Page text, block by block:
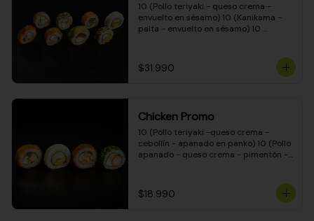
10 (Pollo teriyaki - queso crema -
envuelto en sésamo) 10 (Kanikama -
palta - envuelto en sésamo) 10
envuelto en queso crema) 10
(Camarón - queso crema - cebollín -
teriyaki - queso crema - cebollín -
envuelto en masa tempura) 10
(Pimentón - queso crema - cebollín -
envuelto en masa tempura)
$31.990
Chicken Promo
10 (Pollo teriyaki -queso crema -
cebollín - apanado en panko) 10 (Pollo
apanado - queso crema - pimentón -
ciboulette) 10 (Pollo teriyaki - palta -
envuelto en queso crema)
$18.990